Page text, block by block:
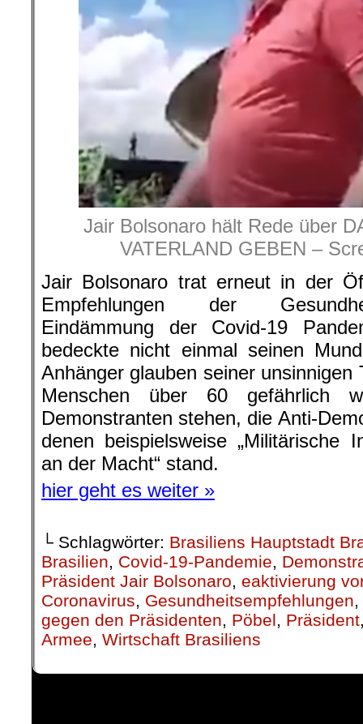
Jair Bolsonaro hält Rede über
VATERLAND GEBEN –
Jair Bolsonaro trat erneut in der
Empfehlungen der
Eindämmung der Covid-19
bedeckte nicht einmal seinen
Anhänger glauben seiner
Menschen über 60 gefährlich
Demonstranten stehen, die Anti-
denen beispielsweise „Militärische
an der Macht“ stand.
hier geht es weiter »
└ Schlagwörter: Brasiliens Hauptstadt
Brasilien, Covid-19-Pandemie,
Präsident Jair Bolsonaro, eaktivierung
Coronavirus, Gesundheitsempfehlungen,
gegen den Präsidenten, Pöbel, Präsident
Armee, Wirtschaft Brasiliens